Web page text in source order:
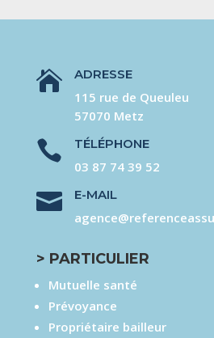
 ADRESSE
115 rue de Queuleu
57070 Metz
 TÉLÉPHONE
03 87 74 39 52
 E-MAIL
> PARTICULIER
Mutuelle santé
Prévoyance
Propriétaire bailleur